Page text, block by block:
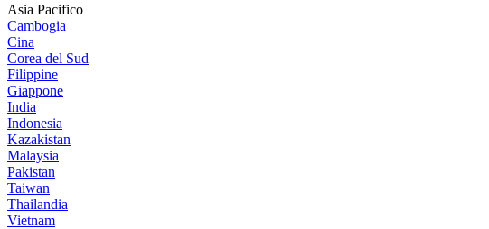
Asia Pacifico
Cambogia
Cina
Corea del Sud
Filippine
Giappone
India
Indonesia
Kazakistan
Malaysia
Pakistan
Taiwan
Thailandia
Vietnam